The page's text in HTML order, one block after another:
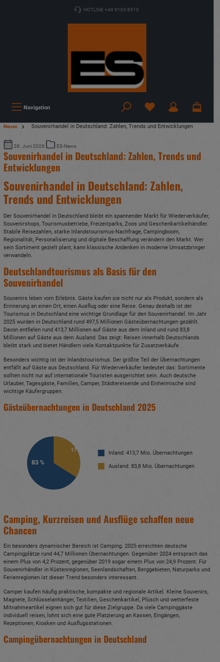
HOTLINE +49 9163 8910
Navigation
Neues Souvenirhandel in Deutschland: Zahlen, Trends und Entwicklungen
28. Juni 2026 ES-News
Souvenirhandel in Deutschland: Zahlen, Trends und
Entwicklungen
Souvenirhandel in Deutschland: Zahlen,
Trends und Entwicklungen
Der Souvenirhandel in Deutschland bleibt ein spannender Markt für Wiederverkäufer,
Souvenirshops, Tourismusbetriebe, Freizeitparks, Zoos und Geschenkartikelhändler.
Stabile Reisezahlen, starke Inlandstourismus-Nachfrage, Campingboom,
Regionalität, Personalisierung und digitale Beschaffung verändern den Markt. Wer
sein Sortiment gezielt plant, kann klassische Andenken in moderne Umsatzbringer
verwandeln.
Deutschlandtourismus als Basis für den
Souvenirhandel
Souvenirs leben vom Erlebnis. Gäste kaufen sie nicht nur als Produkt, sondern als
Erinnerung an einen Ort, einen Ausflug oder eine Reise. Genau deshalb ist der
Tourismus in Deutschland eine wichtige Grundlage für den Souvenirhandel. Im Jahr
2025 wurden in Deutschland rund 497,5 Millionen Gästeübernachtungen gezählt.
Davon entfielen rund 413,7 Millionen auf Gäste aus dem Inland und rund 83,8
Millionen auf Gäste aus dem Ausland. Das zeigt: Reisen innerhalb Deutschlands
bleibt stark und bietet Händlern viele Kontaktpunkte für Zusatzverkäufe.
Besonders wichtig ist der Inlandstourismus. Der größte Teil der Übernachtungen
entfällt auf Gäste aus Deutschland. Für Wiederverkäufer bedeutet das: Sortimente
sollten nicht nur auf internationale Touristen ausgerichtet sein. Auch deutsche
Urlauber, Tagesgäste, Familien, Camper, Städtereisende und Einheimische sind
wichtige Käufergruppen.
Gästeübernachtungen in Deutschland 2025
Inland: 413,7 Mio. Übernachtungen
Ausland: 83,8 Mio. Übernachtungen
83 %
17 %
Camping, Kurzreisen und Ausflüge schaffen neue
Chancen
Ein besonders dynamischer Bereich ist Camping. 2025 erreichten deutsche
Campingplätze rund 44,7 Millionen Übernachtungen. Gegenüber 2024 entsprach das
einem Plus von 4,2 Prozent, gegenüber 2019 sogar einem Plus von 24,9 Prozent. Für
Souvenirhändler in Küstenregionen, Seenlandschaften, Berggebieten, Naturparks und
Ferienregionen ist dieser Trend besonders interessant.
Camper kaufen häufig praktische, kompakte und regionale Artikel. Kleine Souvenirs,
Magnete, Schlüsselanhänger, Textilien, Geschenkartikel, Plüsch und wetterfeste
Mitnahmeartikel eignen sich gut für diese Zielgruppe. Da viele Campinggäste
individuell reisen, lohnt sich eine gute Platzierung an Kassen, Eingängen,
Rezeptionen, Kiosken und Ausflugsstationen.
Campingübernachtungen in Deutschland